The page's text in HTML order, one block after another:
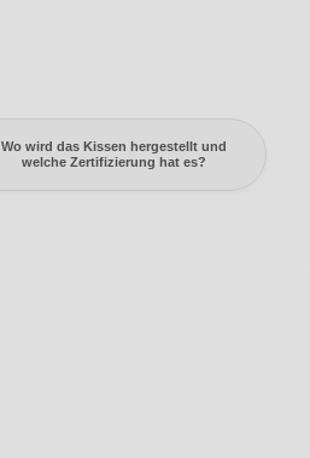
Wo wird das Kissen hergestellt und
welche Zertifizierung hat es?